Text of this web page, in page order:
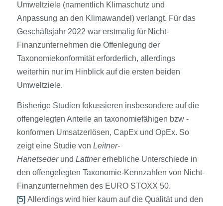
Umweltziele (namentlich Klimaschutz und
Anpassung an den Klimawandel) verlangt. Für das
Geschäftsjahr 2022 war erstmalig für Nicht-
Finanzunternehmen die Offenlegung der
Taxonomiekonformität erforderlich, allerdings
weiterhin nur im Hinblick auf die ersten beiden
Umweltziele.
Bisherige Studien fokussieren insbesondere auf die
offengelegten Anteile an taxonomiefähigen bzw -
konformen Umsatzerlösen, CapEx und OpEx. So
zeigt eine Studie von Leitner-
Hanetsederund Lattnererhebliche Unterschiede in
den offengelegten Taxonomie-Kennzahlen von Nicht-
Finanzunternehmen des EURO STOXX 50.
[5] Allerdings wird hier kaum auf die Qualität und den